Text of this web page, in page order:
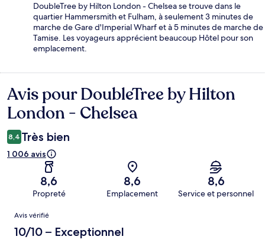
DoubleTree by Hilton London - Chelsea se trouve dans le
quartier Hammersmith et Fulham, à seulement 3 minutes de
marche de Gare d'Imperial Wharf et à 5 minutes de marche de
Tamise. Les voyageurs apprécient beaucoup Hôtel pour son
emplacement.
Avis
Avis pour DoubleTree by Hilton
London - Chelsea
8,4 Très bien
1 006 avis
8,6
Propreté
8,6
Emplacement
8,6
Service et personnel
Avis
Avis vérifié
10/10 – Exceptionnel